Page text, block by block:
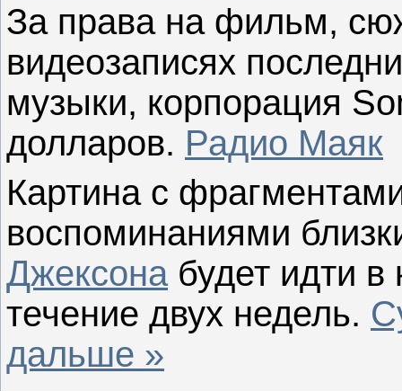
За права на фильм,
видеозаписях
музыки, корпорация
долларов. Радио Маяк
Картина с
воспоминаниями
Джексонабудет идти в
течение двух недель.
дальше »